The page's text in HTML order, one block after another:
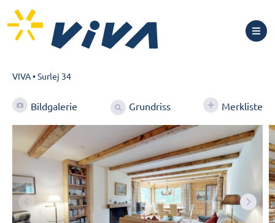
VIVA•Surlej 34
Bildgalerie Grundriss Merkliste